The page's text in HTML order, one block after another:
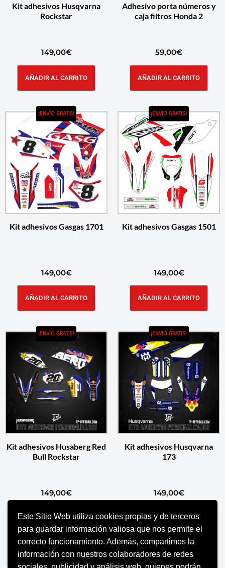
Este Sitio Web utiliza cookies propias y de terceros
para guardar información valiosa que nos permite el
correcto funcionamiento. Además, compartimos la
información con nuestros colaboradores de redes
Kit adhesivos Husqvarna
Rockstar
149,00€
AÑADIR AL CARRITO
Adhesivo porta números y
caja filtros Honda 2
59,00€
AÑADIR AL CARRITO
¡ENVÍO GRATIS!
Kit adhesivos Gasgas 1701
149,00€
AÑADIR AL CARRITO
¡ENVÍO GRATIS!
Kit adhesivos Gasgas 1501
149,00€
AÑADIR AL CARRITO
¡ENVÍO GRATIS!
Kit adhesivos Husaberg Red
Bull Rockstar
149,00€
AÑADIR AL CARRITO
¡ENVÍO GRATIS!
Kit adhesivos Husqvarna
173
149,00€
AÑADIR AL CARRITO